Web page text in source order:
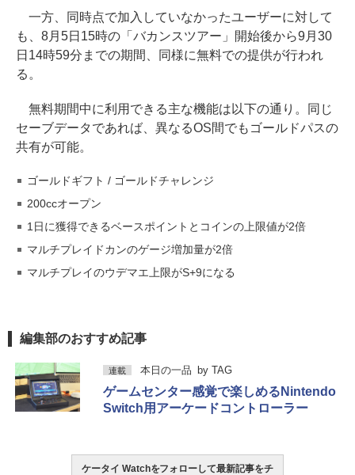
一方、同時点で加入していなかったユーザーに対して
も、8月5日15時の「バカンスツアー」開始後から9月30
日14時59分までの期間、同様に無料での提供が行われ
る。
無料期間中に利用できる主な機能は以下の通り。同じ
セーブデータであれば、異なるOS間でもゴールドパスの
共有が可能。
ゴールドギフト / ゴールドチャレンジ
200ccオープン
1日に獲得できるベースポイントとコインの上限値が2倍
マルチプレイドカンのゲージ増加量が2倍
マルチプレイのウデマエ上限がS+9になる
編集部のおすすめ記事
連載 本日の一品 by TAG
ゲームセンター感覚で楽しめるNintendo
Switch用アーケードコントローラー
ケータイ Watchをフォローして最新記事をチ